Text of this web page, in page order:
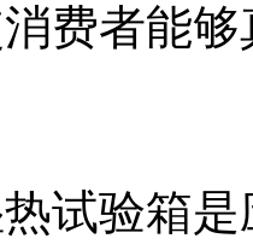
费者能
试验箱